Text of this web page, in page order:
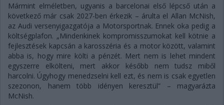
Mármint elméletben, ugyanis a barcelonai első lépcső után a
következő már csak 2027-ben érkezik – árulta el Allan McNish,
az Audi versenyigazgatója a Motorsportnak. Ennek oka pedig a
költségplafon. „Mindenkinek kompromisszumokat kell kötnie a
fejlesztések kapcsán a karosszéria és a motor között, valamint
abba is, hogy mire költi a pénzét. Mert nem is lehet mindent
egyszerre elkölteni, mert akkor később nem tudsz miből
harcolni. Úgyhogy menedzselni kell ezt, és nem is csak egyetlen
szezonon, hanem több idényen keresztül” – magyarázta
McNish.